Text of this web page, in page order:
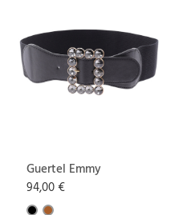
Guertel Emmy
94,00 €